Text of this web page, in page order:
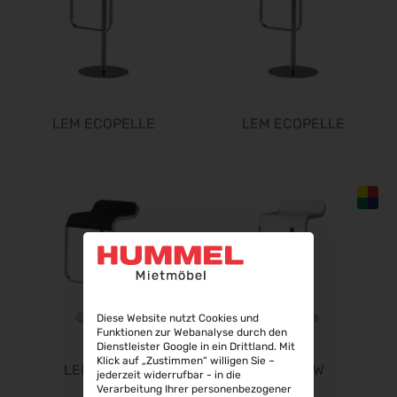
22.09.2026 - 25.09.2026
22.09.2026 - 25.09.2026
29.09.2026 - 01.10.2026
IMAGING WORLD 2026
02.10.2026 - 04.10.2026
Expo Real 2026
VISION 2026
06.10.2026 - 08.10.2026
interbad 2026
06.10.2026 - 08.10.2026
LEM ECOPELLE LEM ECOPELLE
LEM FABRIC LEM NEW
Diese Website nutzt Cookies und
Funktionen zur Webanalyse durch den
Dienstleister Google in ein Drittland. Mit
Klick auf „Zustimmen“ willigen Sie –
jederzeit widerrufbar - in die
Verarbeitung Ihrer personenbezogener